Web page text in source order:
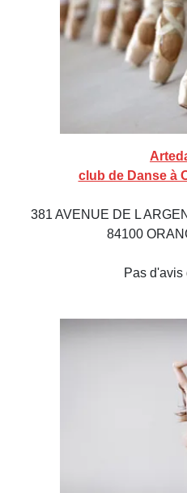
club de Danse à
381 AVENUE DE L
84100
Pas d'avis